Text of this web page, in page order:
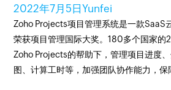
2022年7月5日Yunfei
Zoho Projects项目管理系统是一款SaaS
荣获项目管理国际大奖。180多个国家的
Zoho Projects的帮助下，管理项目进度
图、计算工时等，加强团队协作能力，保